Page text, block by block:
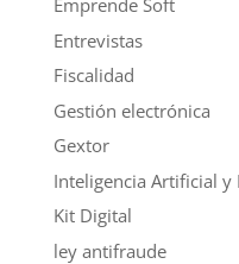
Emprende Soft
Entrevistas
Fiscalidad
Gestión electrónica
Gextor
Inteligencia Artificial y
Kit Digital
ley antifraude